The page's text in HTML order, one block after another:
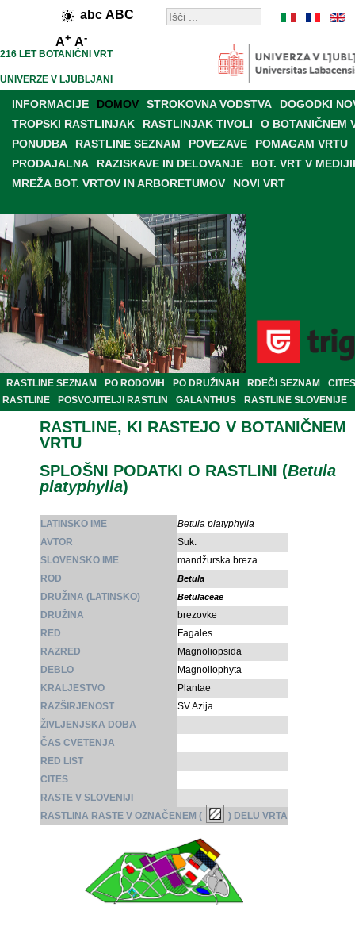
abc ABC
A+ A-
216 LET BOTANIČNI VRT
UNIVERZE V LJUBLJANI
INFORMACIJE DOMOV STROKOVNA VODSTVA
DOGODKI
TROPSKI RASTLINJAK
RASTLINJAK TIVOLI
O BOTANIČNEM
PONUDBA
RASTLINE SEZNAM POVEZAVE
POMAGAM VRTU
PRODAJALNA
RAZISKAVE IN DELOVANJE
BOT. VRT V
MREŽA BOT. VRTOV IN ARBORETUMOV
NOVI VRT
RASTLINE SEZNAM PO RODOVIH PO DRUŽINAH RDEČI SEZNAM
CITES
RASTLINE
POSVOJITELJI RASTLIN GALANTHUS RASTLINE SLOVENIJE
RASTLINE, KI RASTEJO V BOTANIČNEM
VRTU
SPLOŠNI PODATKI O RASTLINI (Betula
platyphylla)
LATINSKO IME
Betula platyphylla
AVTOR
Suk.
SLOVENSKO IME
mandžurska breza
ROD
Betula
DRUŽINA (LATINSKO) Betulaceae
DRUŽINA
brezovke
RED
Fagales
RAZRED
Magnoliopsida
DEBLO
Magnoliophyta
KRALJESTVO
Plantae
RAZŠIRJENOST
SV Azija
ŽIVLJENJSKA DOBA
ČAS CVETENJA
RED LIST
CITES
RASTE V SLOVENIJI
RASTLINA RASTE V OZNAČENEM (
) DELU VRTA